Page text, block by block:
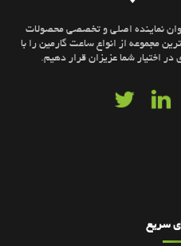
نماینده اصلی و تخصصی محصولات
مجموعه از انواع ساعت گارمین را با
اختیار شما عزیزان قرار دهیم.
سریع